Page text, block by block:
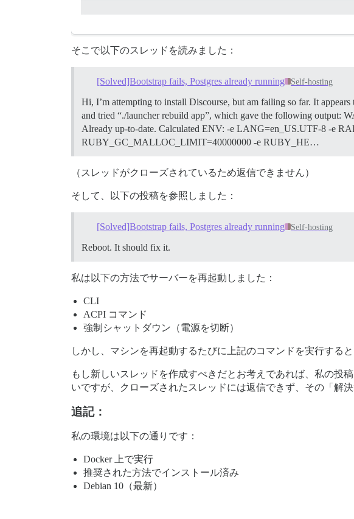
そこで以下のスレッドを読みました：
[Solved]Bootstrap fails, Postgres already running Self-hosting
Hi, I’m attempting to install Discourse, but am failing so far. It
and tried “./launcher rebuild app”, which gave the following output:
Already up-to-date. Calculated ENV: -e LANG=en_US.UTF-8 -e
RUBY_GC_MALLOC_LIMIT=40000000 -e RUBY_HE…
（スレッドがクローズされているため返信できません）
そして、以下の投稿を参照しました：
[Solved]Bootstrap fails, Postgres already running Self-hosting
Reboot. It should fix it.
私は以下の方法でサーバーを再起動しました：
CLI
ACPI コマンド
強制シャットダウン（電源を切断）
しかし、マシンを再起動するたびに上記のコマンドを実行する
もし新しいスレッドを作成すべきだとお考えであれば、私の投
いですが、クローズされたスレッドには返信できず、その「解
追記：
私の環境は以下の通りです：
Docker 上で実行
推奨された方法でインストール済み
Debian 10（最新）